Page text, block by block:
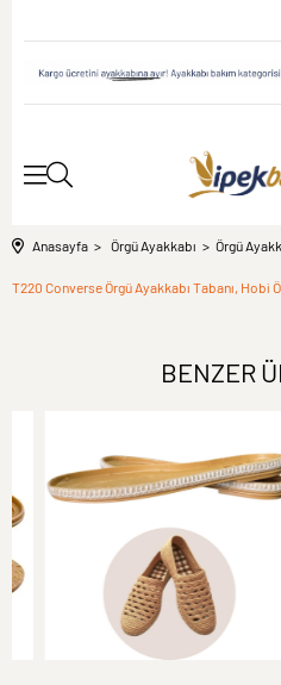
Anasayfa Örgü Ayakkabı Örgü
T220 Converse Örgü Ayakkabı Tabanı, Hobi
BENZER